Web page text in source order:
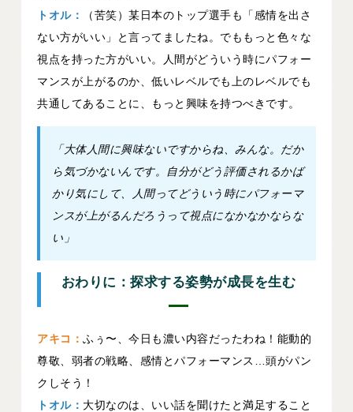
トオル：
（苦笑）某日本のトップ選手も「感情を出さ
ない方がいい」と言ってましたね。でももっと色々な
視点を持った方がいい。人間がどういう時にパフォー
マンスが上がるのか、低いレベルでも上のレベルでも
共通してあることに、もっと興味を持つべきです。
「大体人間に興味ないですからね、みんな。だか
ら気づかないんです。自分がどう評価されるかば
かり気にして、人間ってどういう時にパフォーマ
ンスが上がるんだろうって視点になかなかならな
い」
おわりに：探求する姿勢が成長を生む
アキコ：ふぅ〜、今日も濃い内容だったわね！能動的
尊敬、弱者の戦略、感情とパフォーマンス…頭がパン
クしそう！
トオル： 大切なのは、いい話を聞けたと満足すること